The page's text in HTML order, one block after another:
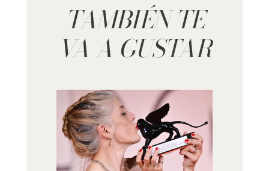
TAMBIÉN TE
VA A GUSTAR